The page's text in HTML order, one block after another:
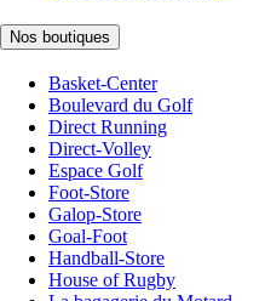
Nos boutiques
Basket-Center
Boulevard du Golf
Direct Running
Direct-Volley
Espace Golf
Foot-Store
Galop-Store
Goal-Foot
Handball-Store
House of Rugby